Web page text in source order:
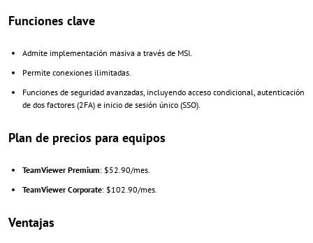
Funciones clave
Admite implementación masiva a través de MSI.
Permite conexiones ilimitadas.
Funciones de seguridad avanzadas, incluyendo acceso condicional, autenticación
de dos factores (2FA) e inicio de sesión único (SSO).
Plan de precios para equipos
TeamViewer Premium: $52.90/mes.
TeamViewer Corporate: $102.90/mes.
Ventajas